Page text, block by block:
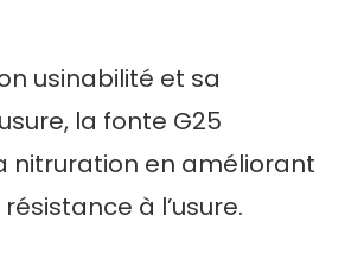
usinabilité et sa
la fonte G25
nitruration en améliorant
à l’usure.